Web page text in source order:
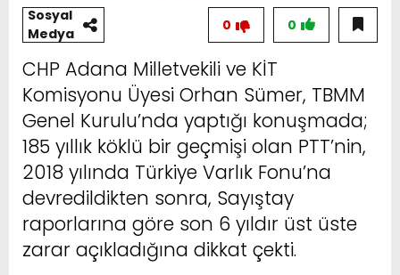
Sosyal
Medya
0
0
CHP Adana Milletvekili ve KİT
Komisyonu Üyesi Orhan Sümer, TBMM
Genel Kurulu’nda yaptığı konuşmada;
185 yıllık köklü bir geçmişi olan PTT’nin,
2018 yılında Türkiye Varlık Fonu’na
devredildikten sonra, Sayıştay
raporlarına göre son 6 yıldır üst üste
zarar açıkladığına dikkat çekti.